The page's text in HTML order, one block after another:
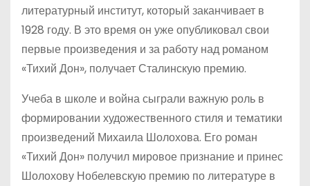
литературный институт, который заканчивает в
1928 году. В это время он уже опубликовал свои
первые произведения и за работу над романом
«Тихий Дон», получает Сталинскую премию.
Учеба в школе и война сыграли важную роль в
формировании художественного стиля и тематики
произведений Михаила Шолохова. Его роман
«Тихий Дон» получил мировое признание и принес
Шолохову Нобелевскую премию по литературе в